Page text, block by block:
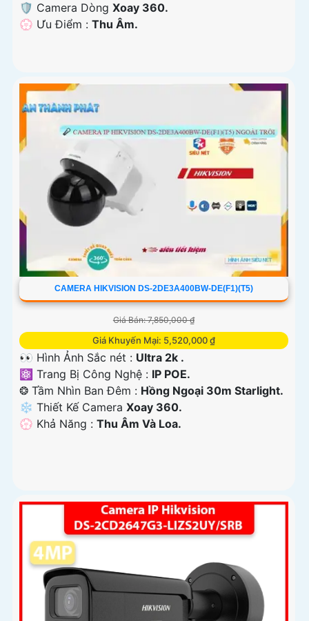
🛡 Camera Dòng Xoay 360.
️💮 Ưu Điểm : Thu Âm.
CAMERA HIKVISION DS-2DE3A400BW-DE(F1)(T5)
Giá Bán: 7,850,000 ₫
Giá Khuyến Mại: 5,520,000 ₫
👀 Hình Ảnh Sắc nét : Ultra 2k .
⚛️ Trang Bị Công Nghệ : IP POE.
❂ Tầm Nhìn Ban Đêm : Hồng Ngoại 30m Starlight.
❄ Thiết Kế Camera Xoay 360.
️💮 Khả Năng : Thu Âm Và Loa.